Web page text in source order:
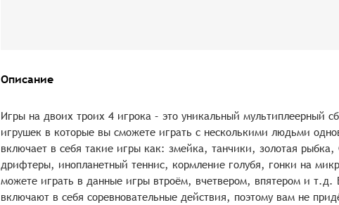
Описание
Игры на двоих троих 4 игрока – это уникальный мультиплеерный
игрушек в которые вы сможете играть с несколькими людьми
включает в себя такие игры как: змейка, танчики, золотая
дрифтеры, инопланетный теннис, кормление голубя, гонки на
можете играть в данные игры втроём, вчетвером, впятером и т.д.
включают в себя соревновательные действия, поэтому вам не